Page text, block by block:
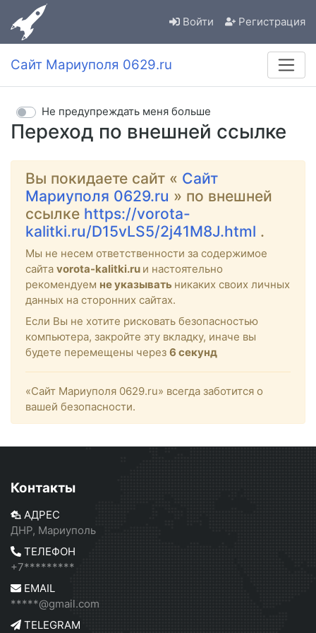
Войти Регистрация
Сайт Мариуполя 0629.ru
Переход по внешней ссылке
Не предупреждать меня больше
Вы покидаете сайт « Сайт
Мариуполя 0629.ru » по внешней
ссылке https://vorota-
kalitki.ru/D15vLS5/2j41M8J.html .
Мы не несем ответственности за содержимое
сайта vorota-kalitki.ru и настоятельно
рекомендуем не указывать никаких своих личных
данных на сторонних сайтах.
Если Вы не хотите рисковать безопасностью
компьютера, закройте эту вкладку, иначе вы
будете перемещены через 6 секунд
«Сайт Мариуполя 0629.ru» всегда заботится о
вашей безопасности.
Контакты
АДРЕС
ДНР, Мариуполь
ТЕЛЕФОН
+7*********
EMAIL
*****@gmail.com
TELEGRAM